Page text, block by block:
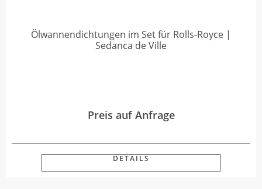
Ölwannendichtungen im Set für Rolls-Royce |
Sedanca de Ville
Preis auf Anfrage
DETAILS